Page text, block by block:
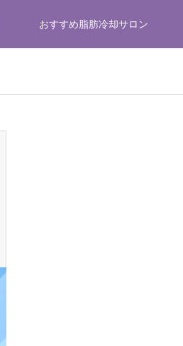
おすすめ脂肪冷却サロン